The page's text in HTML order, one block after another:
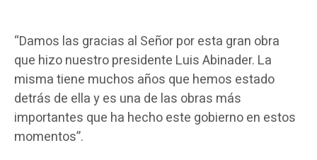
“Damos las gracias al Señor por esta gran obra
que hizo nuestro presidente Luis Abinader. La
misma tiene muchos años que hemos estado
detrás de ella y es una de las obras más
importantes que ha hecho este gobierno en estos
momentos”.